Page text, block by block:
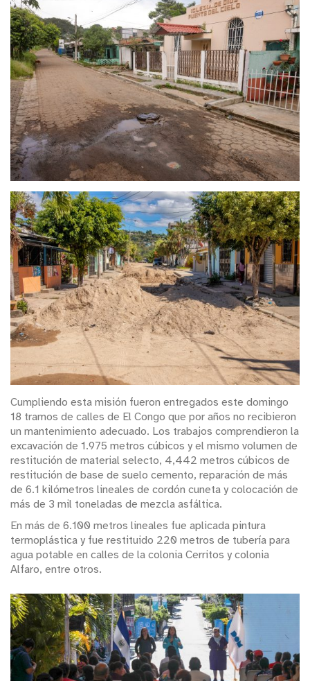
Cumpliendo esta misión fueron entregados este domingo
18 tramos de calles de El Congo que por años no recibieron
un mantenimiento adecuado. Los trabajos comprendieron la
excavación de 1.975 metros cúbicos y el mismo volumen de
restitución de material selecto, 4,442 metros cúbicos de
restitución de base de suelo cemento, reparación de más
de 6.1 kilómetros lineales de cordón cuneta y colocación de
más de 3 mil toneladas de mezcla asfáltica.
En más de 6.100 metros lineales fue aplicada pintura
termoplástica y fue restituido 220 metros de tubería para
agua potable en calles de la colonia Cerritos y colonia
Alfaro, entre otros.